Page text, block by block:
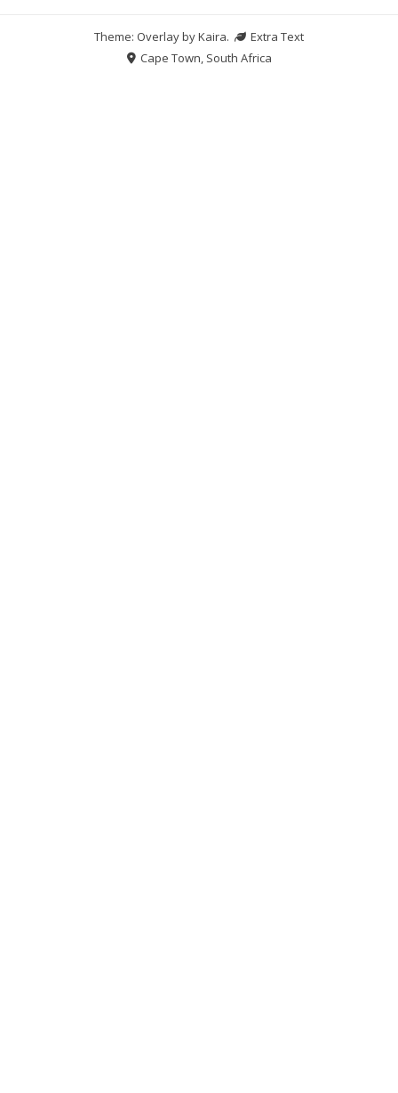
Theme: Overlay byKaira.
Extra Text
Cape Town, South Africa